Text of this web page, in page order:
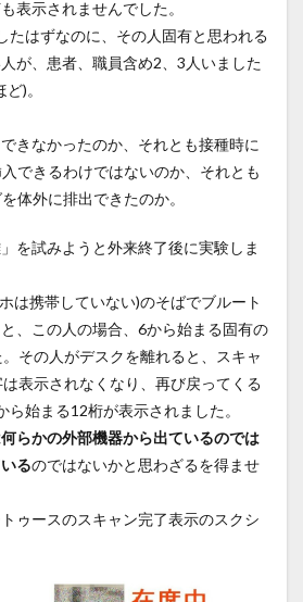
表示されませんでした。
たはずなのに、その人固有と思われる
が、患者、職員含め2、3人いました
)。
きなかったのか、それとも接種時に
できるわけではないのか、それとも
体外に排出できたのか。
を試みようと外来終了後に実験しま
は携帯していない)のそばでブルート
、この人の場合、6から始まる固有の
その人がデスクを離れると、スキャ
表示されなくなり、再び戻ってくる
ら始まる12桁が表示されました。
らかの外部機器から出ているのでは
るのではないかと思わざるを得ませ
ゥースのスキャン完了表示のスクシ